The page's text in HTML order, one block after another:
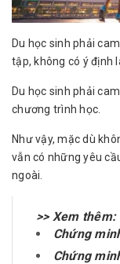
Du học sinh phải
tập, không có ý định
Du học sinh phải
chương trình học.
Như vậy, mặc dù
vẫn có những yêu
ngoài.
>> Xem thêm:
Chứng
Chứng